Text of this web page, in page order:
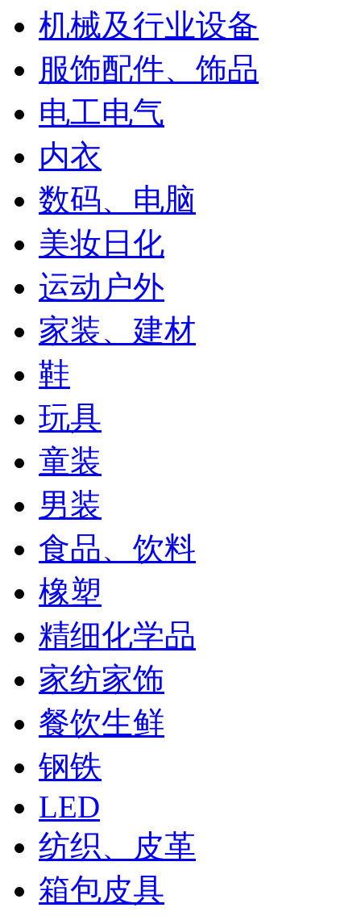
机械及行业设备
服饰配件、饰品
电工电气
内衣
数码、电脑
美妆日化
运动户外
家装、建材
鞋
玩具
童装
男装
食品、饮料
橡塑
精细化学品
家纺家饰
餐饮生鲜
钢铁
LED
纺织、皮革
箱包皮具